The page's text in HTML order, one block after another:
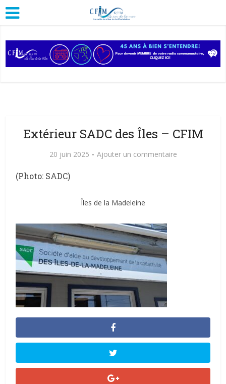
Extérieur SADC des Îles – CFIM
20 juin 2025 Ajouter un commentaire
(Photo: SADC)
Îles de la Madeleine